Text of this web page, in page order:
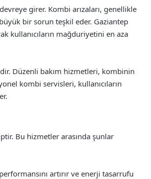
girer. Kombi arızaları, genellikle
bir sorun teşkil eder. Gaziantep
kullanıcıların mağduriyetini en aza
Düzenli bakım hizmetleri, kombinin
kombi servisleri, kullanıcıların
Bu hizmetler arasında şunlar
artırır ve enerji tasarrufu